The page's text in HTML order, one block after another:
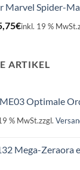
15,75€.
Marvel Spider-
€Aktueller
15,75€.
inkl. 19 % MwSt.
ARTIKEL
Optimale
% MwSt.zzgl.
Mega-Zeraora